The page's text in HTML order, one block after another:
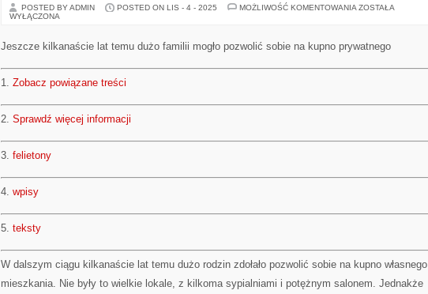
POSTED BY ADMIN POSTED ON LIS - 4 - 2025 MOŻLIWOŚĆ KOMENTOWANIA PRZYSTĘPNOŚĆ
RYNKU
JEST
ZOSTAŁA
WYŁĄCZONA
Jeszcze kilkanaście lat temu dużo familii mogło pozwolić sobie na kupno prywatnego
1. Zobacz powiązane treści
2. Sprawdź więcej informacji
3. felietony
4. wpisy
5. teksty
W dalszym ciągu kilkanaście lat temu dużo rodzin zdołało pozwolić sobie na kupno własnego
mieszkania. Nie były to wielkie lokale, z kilkoma sypialniami i potężnym salonem. Jednakże